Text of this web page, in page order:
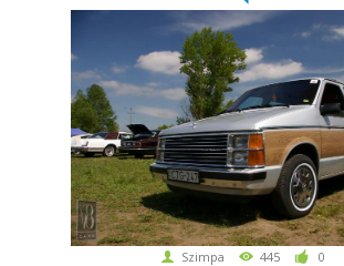
Szimpa 445 0